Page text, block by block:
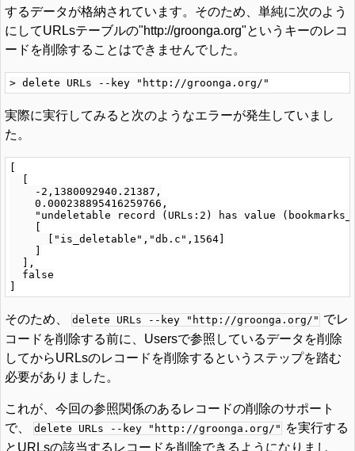
するデータが格納されています。そのため、単純に次のよう
にしてURLsテーブルの"http://groonga.org"というキーのレコ
ードを削除することはできませんでした。
実際に実行してみると次のようなエラーが発生していまし
た。
    -2,1380092940.21387,
    0.000238895416259766,
"undeletable record (URLs:2) has value
      ["is_deletable","db.c",1564]
  ],
  false
そのため、 delete URLs --key "http://groonga.org/" でレ
コードを削除する前に、Usersで参照しているデータを削除
してからURLsのレコードを削除するというステップを踏む
必要がありました。
これが、今回の参照関係のあるレコードの削除のサポート
で、
delete URLs --key "http://groonga.org/" を実行する
とURLsの該当するレコードを削除できるようになりまし